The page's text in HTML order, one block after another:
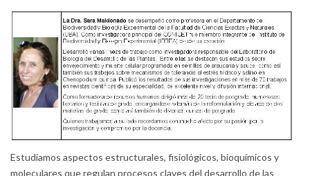
Estudiamos aspectos estructurales, fisiológicos, bioquímicos y
moleculares que regulan procesos claves del desarrollo de las